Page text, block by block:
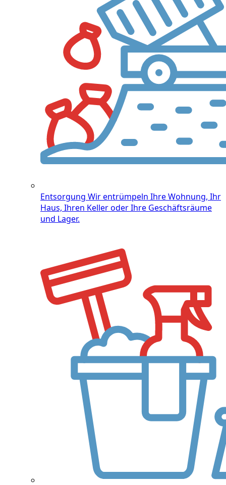
Entsorgung Wir entrümpeln Ihre Wohnung, Ihr
Haus, Ihren Keller oder Ihre Geschäftsräume
und Lager.